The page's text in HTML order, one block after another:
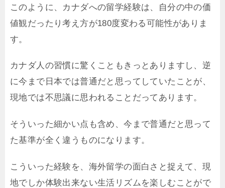
このように、カナダへの留学経験は、自分の中の価
値観だったり考え方が180度変わる可能性がありま
す。
カナダ人の習慣に驚くこともきっとありますし、逆
に今まで日本では普通だと思ってしていたことが、
現地では不思議に思われることだってあります。
そういった細かい点も含め、今まで普通だと思って
た基準が全く違うものになります。
こういった経験を、海外留学の面白さと捉えて、現
地でしか体験出来ない生活リズムを楽しむことがで